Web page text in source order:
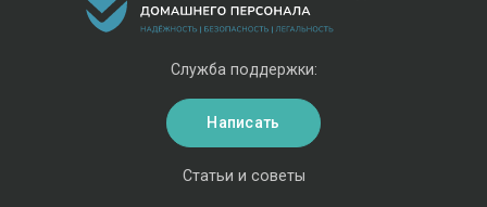
Статьи и советы
Служба поддержки:
Написать